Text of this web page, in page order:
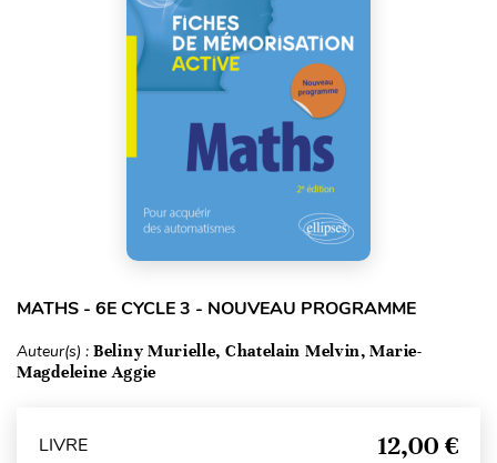
MATHS - 6E CYCLE 3 - NOUVEAU PROGRAMME
Auteur(s) : Beliny Murielle, Chatelain Melvin, Marie-
Magdeleine Aggie
LIVRE 12,00 €